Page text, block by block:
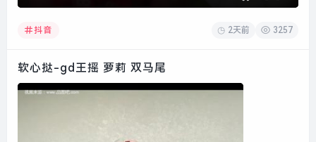
抖音 2天前 3257
软心挞-gd王摇 萝莉 双马尾